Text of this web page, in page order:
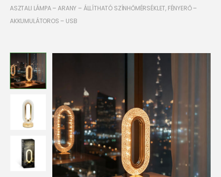
ASZTALI LÁMPA – ARANY – ÁLLÍTHATÓ SZÍNHŐMÉRSÉKLET, FÉNYERŐ –
AKKUMULÁTOROS – USB